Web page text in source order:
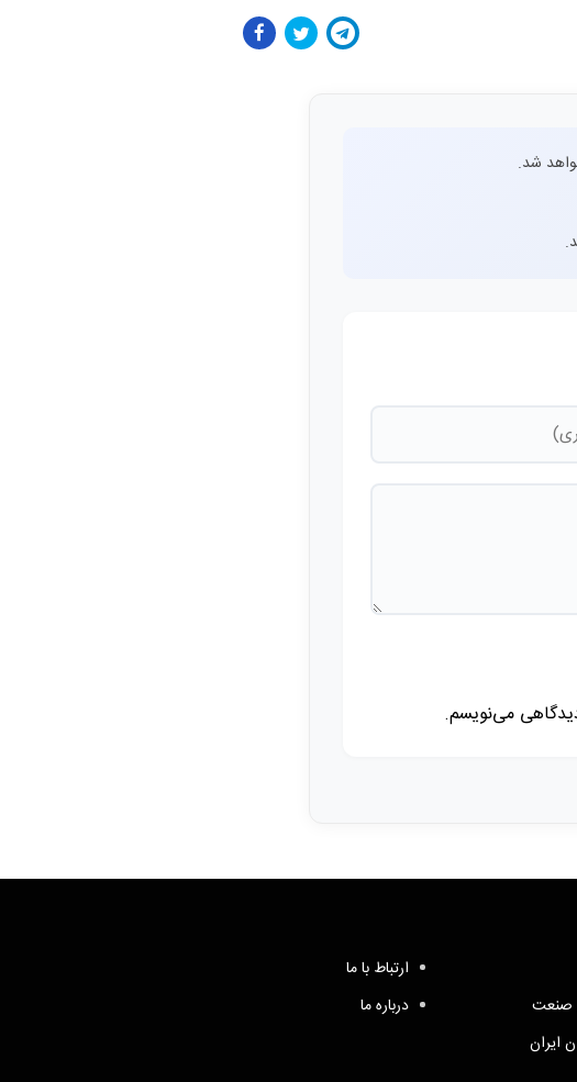
شد.
می‌نویسم.
صنعت
ایران
ارتباط با ما
درباره ما